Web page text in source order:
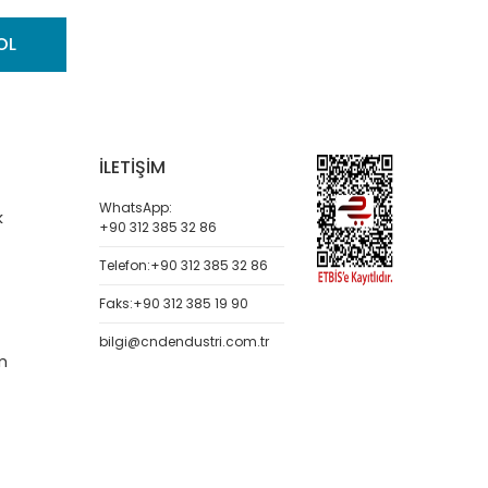
İLETİŞİM
WhatsApp:
+90 312 385 32 86
Telefon:+90 312 385 32 86
Faks:+90 312 385 19 90
bilgi@cndendustri.com.tr